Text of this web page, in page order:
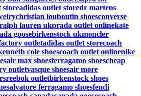
storeadidas outlet storedr martens
christian louboutin shoesconverse
ralph lauren ukprada outlet onlinekate
goosebirkenstock ukmoncler
outletadidas outlet storecoach
cole shoescoach outlet onlinenike
air max shoesferragamo shoescheap
outletvasque shoesair more
reebok outletbirkenstock shoes
salvatore ferragamo shoesfendi